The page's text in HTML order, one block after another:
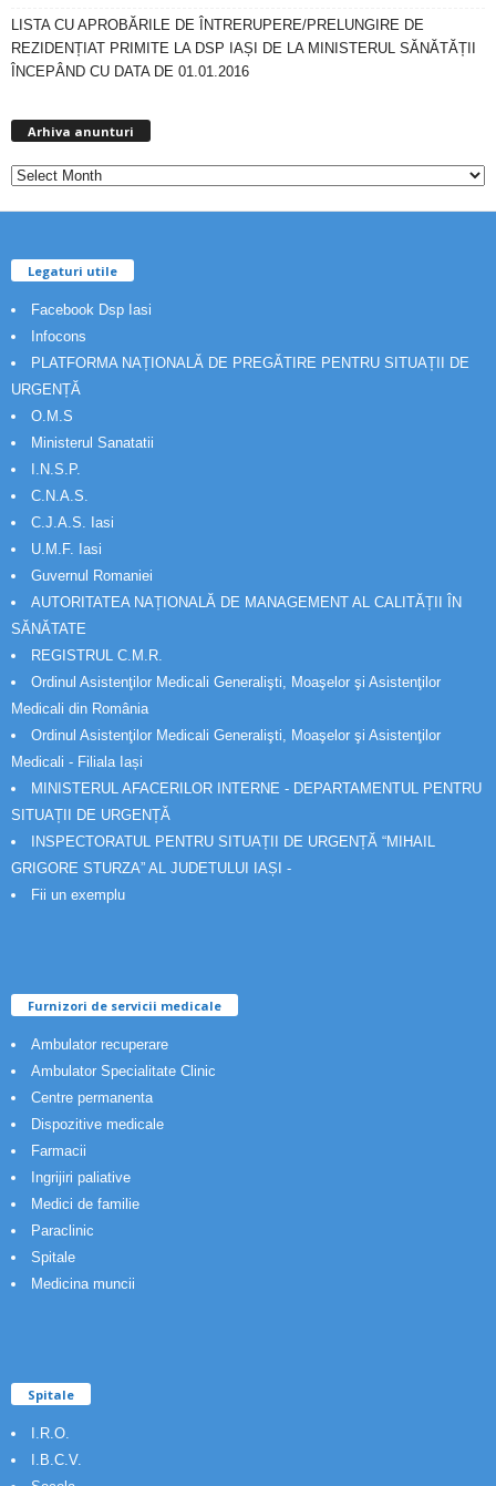
LISTA CU APROBĂRILE DE ÎNTRERUPERE/PRELUNGIRE DE
REZIDENȚIAT PRIMITE LA DSP IAȘI DE LA MINISTERUL SĂNĂTĂȚII
ÎNCEPÂND CU DATA DE 01.01.2016
Arhiva anunturi
u
Legaturi utile
Facebook Dsp Iasi
Infocons
PLATFORMA NAȚIONALĂ DE PREGĂTIRE PENTRU SITUAȚII DE
URGENȚĂ
O.M.S
Ministerul Sanatatii
I.N.S.P.
C.N.A.S.
C.J.A.S. Iasi
U.M.F. Iasi
Guvernul Romaniei
AUTORITATEA NAȚIONALĂ DE MANAGEMENT AL CALITĂȚII ÎN
SĂNĂTATE
REGISTRUL C.M.R.
Ordinul Asistenţilor Medicali Generalişti, Moaşelor şi Asistenţilor
Medicali din România
Ordinul Asistenţilor Medicali Generalişti, Moaşelor şi Asistenţilor
Medicali - Filiala Iași
MINISTERUL AFACERILOR INTERNE - DEPARTAMENTUL PENTRU
SITUAȚII DE URGENȚĂ
INSPECTORATUL PENTRU SITUAȚII DE URGENȚĂ “MIHAIL
GRIGORE STURZA” AL JUDETULUI IAȘI -
Fii un exemplu
Furnizori de servicii medicale
Ambulator recuperare
Ambulator Specialitate Clinic
Centre permanenta
Dispozitive medicale
Farmacii
Ingrijiri paliative
Medici de familie
Paraclinic
Spitale
Medicina muncii
Spitale
I.R.O.
I.B.C.V.